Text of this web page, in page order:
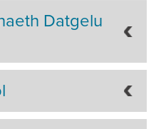
Datgelu